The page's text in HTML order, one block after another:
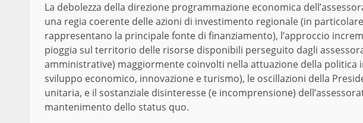
La debolezza della direzione programmazione economica
una regia coerente delle azioni di investimento regionale (in
rappresentano la principale fonte di finanziamento), l’approccio
pioggia sul territorio delle risorse disponibili perseguito dagli
amministrative) maggiormente coinvolti nella attuazione della politica
sviluppo economico, innovazione e turismo), le oscillazioni della
unitaria, e il sostanziale disinteresse (e incomprensione)
mantenimento dello status quo.